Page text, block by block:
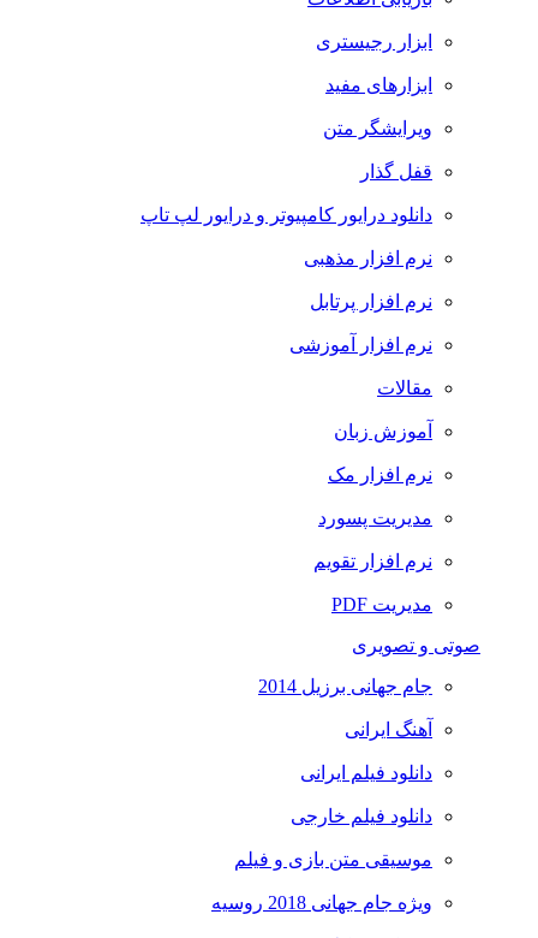
ابزار رجیستری
ابزارهای مفید
ویرایشگر متن
قفل گذار
دانلود درایور کامپیوتر و درایور لپ تاپ
نرم افزار مذهبی
نرم افزار پرتابل
نرم افزار آموزشی
مقالات
آموزش زبان
نرم افزار مک
مدیریت پسورد
نرم افزار تقویم
مدیریت PDF
صوتی و تصویری
جام جهانی برزیل 2014
آهنگ ایرانی
دانلود فیلم ایرانی
دانلود فیلم خارجی
موسیقی متن بازی و فیلم
ویژه جام جهانی 2018 روسیه